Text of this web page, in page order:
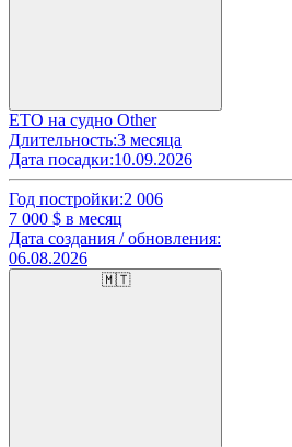
ETO на судно Other
Длительность:3 месяца
Дата посадки:10.09.2026
Год постройки:2 006
7 000 $ в месяц
Дата создания / обновления:
06.08.2026
🇲🇹